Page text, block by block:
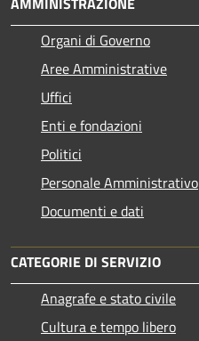
Organi di Governo
Aree Amministrative
Uffici
Enti e fondazioni
Politici
Personale Amministrativo
Documenti e dati
CATEGORIE DI SERVIZIO
Anagrafe e stato civile
Cultura e tempo libero